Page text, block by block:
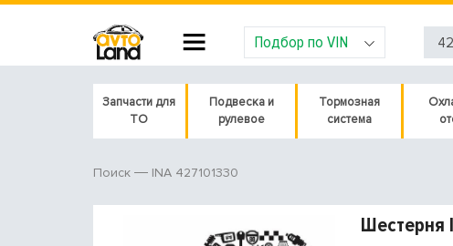
Подбор по VIN
Запчасти для
ТО
Подвеска и
рулевое
Тормозная
система
Поиск INA 427101330
Шестерня